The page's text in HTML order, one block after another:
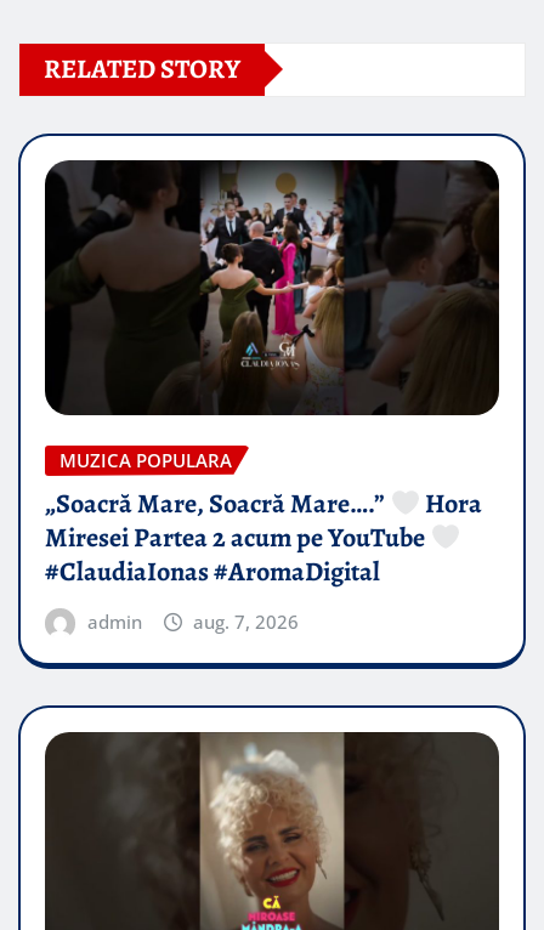
RELATED STORY
MUZICA POPULARA
„Soacră Mare, Soacră Mare….”
Hora
Miresei Partea 2 acum pe YouTube
#ClaudiaIonas #AromaDigital
admin aug. 7, 2026